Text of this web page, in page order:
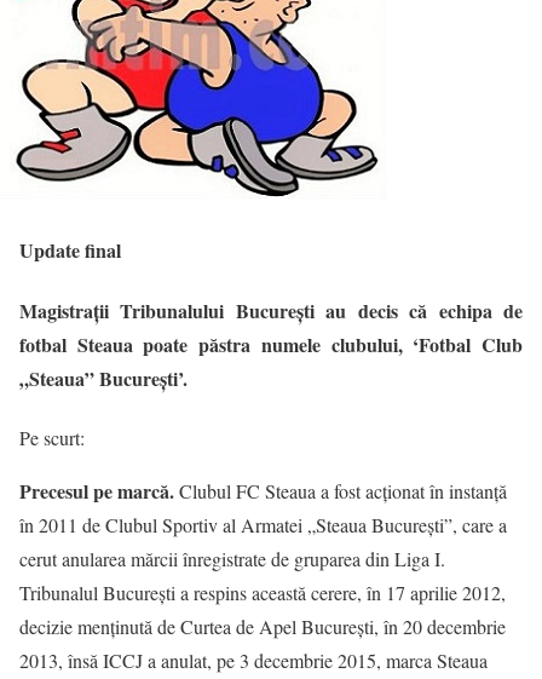
Update final
Magistraţii Tribunalului Bucureşti au decis că echipa de
fotbal Steaua poate păstra numele clubului, ‘Fotbal Club
„Steaua” Bucureşti’.
Pe scurt:
Precesul pe marcă.Clubul FC Steaua a fost acţionat în instanţă
în 2011 de Clubul Sportiv al Armatei „Steaua Bucureşti”, care a
cerut anularea mărcii înregistrate de gruparea din Liga I.
Tribunalul Bucureşti a respins această cerere, în 17 aprilie 2012,
decizie menţinută de Curtea de Apel Bucureşti, în 20 decembrie
2013, însă ICCJ a anulat, pe 3 decembrie 2015, marca Steaua